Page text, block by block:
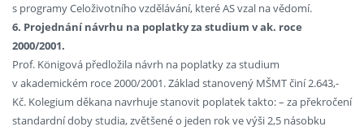
s programy Celoživotního vzdělávání, které AS vzal na vědomí.
6. Projednání návrhu na poplatky za studium v ak. roce
2000/2001.
Prof. Königová předložila návrh na poplatky za studium
v akademickém roce 2000/2001. Základ stanovený MŠMT činí 2.643,-
Kč. Kolegium děkana navrhuje stanovit poplatek takto: – za překročení
standardní doby studia, zvětšené o jeden rok ve výši 2,5 násobku